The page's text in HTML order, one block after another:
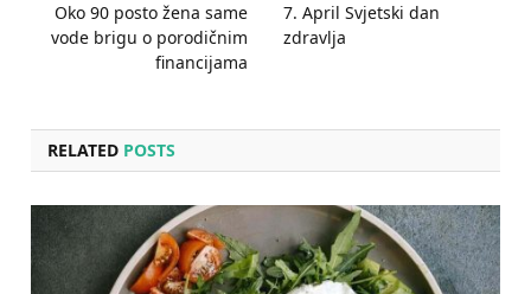
Oko 90 posto žena same
vode brigu o porodičnim
financijama
7. April Svjetski dan
zdravlja
RELATED POSTS